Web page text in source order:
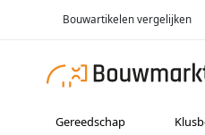
Bouwartikelen vergelijken
Gereedschap